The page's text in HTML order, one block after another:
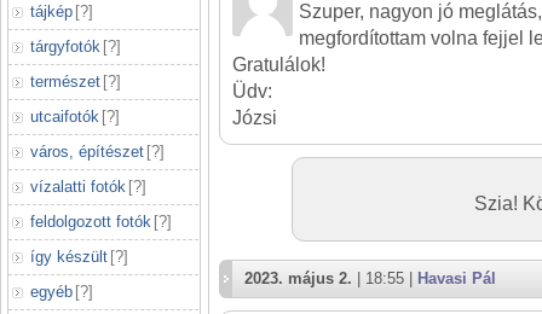
tájkép [?]
tárgyfotók [?]
természet [?]
utcaifotók [?]
város, építészet [?]
vízalatti fotók [?]
feldolgozott fotók [?]
így készült [?]
egyéb [?]
Szuper, nagyon jó
megfordítottam volna fejjel
Gratulálok!
Üdv:
Józsi
Szia!
2023. május 2. | 18:55 | Havasi Pál